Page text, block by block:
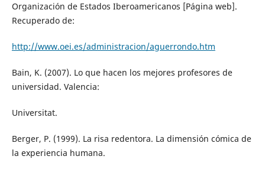
Organización de Estados Iberoamericanos [Página web].
Recuperado de:
http://www.oei.es/administracion/aguerrondo.htm
Bain, K. (2007). Lo que hacen los mejores profesores de
universidad. Valencia:
Universitat.
Berger, P. (1999). La risa redentora. La dimensión cómica de
la experiencia humana.